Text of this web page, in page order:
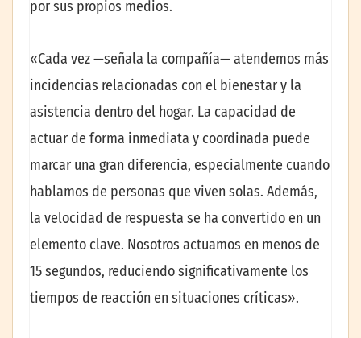
por sus propios medios.
«Cada vez —señala la compañía— atendemos más
incidencias relacionadas con el bienestar y la
asistencia dentro del hogar. La capacidad de
actuar de forma inmediata y coordinada puede
marcar una gran diferencia, especialmente cuando
hablamos de personas que viven solas. Además,
la velocidad de respuesta se ha convertido en un
elemento clave. Nosotros actuamos en menos de
15 segundos, reduciendo significativamente los
tiempos de reacción en situaciones críticas».